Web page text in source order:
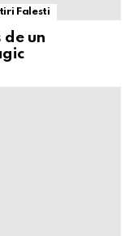
Falesti
de un